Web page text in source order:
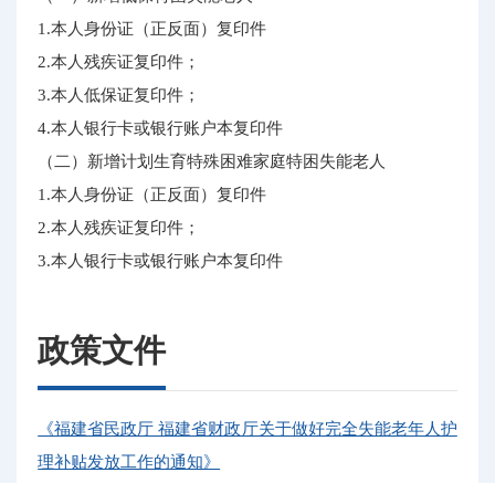
1.本人身份证（正反面）复印件
2.本人残疾证复印件；
3.本人低保证复印件；
4.本人银行卡或银行账户本复印件
（二）新增计划生育特殊困难家庭特困失能老人
1.本人身份证（正反面）复印件
2.本人残疾证复印件；
3.本人银行卡或银行账户本复印件
政策文件
《福建省民政厅 福建省财政厅关于做好完全失能老年人护
理补贴发放工作的通知》